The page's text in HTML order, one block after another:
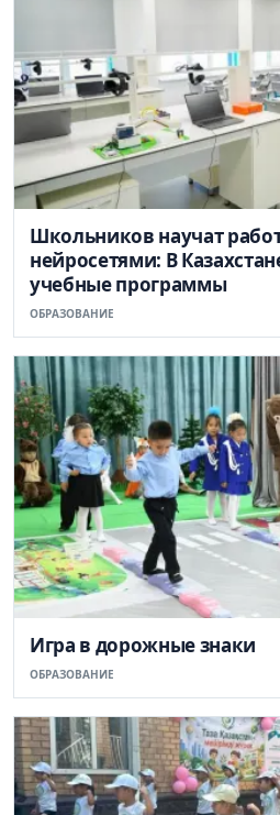
Школьников научат
нейросетями: В
учебные программы
ОБРАЗОВАНИЕ
Игра в дорожные знаки
ОБРАЗОВАНИЕ